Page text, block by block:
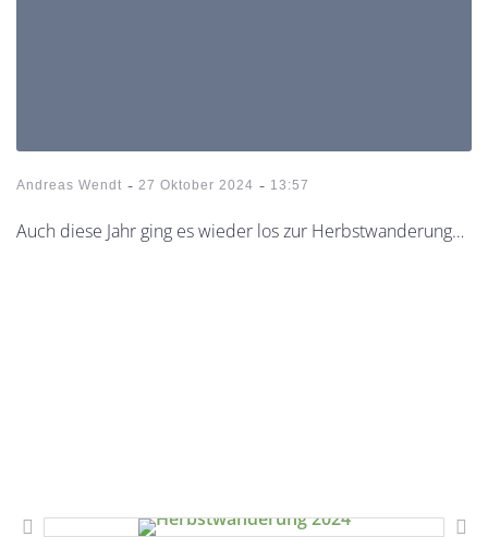
Andreas Wendt - 27 Oktober 2024 - 13:57
Auch diese Jahr ging es wieder los zur Herbstwanderung…